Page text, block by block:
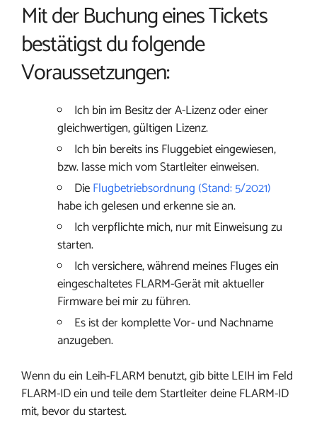
Mit der Buchung eines Tickets
bestätigst du folgende
Voraussetzungen:
Ich bin im Besitz der A-Lizenz oder einer
gleichwertigen, gültigen Lizenz.
Ich bin bereits ins Fluggebiet eingewiesen,
bzw. lasse mich vom Startleiter einweisen.
DieFlugbetriebsordnung (Stand: 5/2021)
habe ich gelesen und erkenne sie an.
Ich verpflichte mich, nur mit Einweisung zu
starten.
Ich versichere, während meines Fluges ein
eingeschaltetes FLARM-Gerät mit aktueller
Firmware bei mir zu führen.
Es ist der komplette Vor- und Nachname
anzugeben.
Wenn du ein Leih-FLARM benutzt, gib bitte LEIH im Feld
FLARM-ID ein und teile dem Startleiter deine FLARM-ID
mit, bevor du startest.